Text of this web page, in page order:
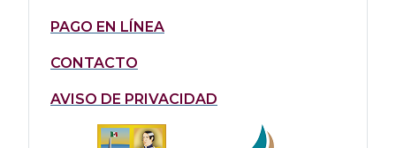
PAGO EN LÍNEA
CONTACTO
AVISO DE PRIVACIDAD